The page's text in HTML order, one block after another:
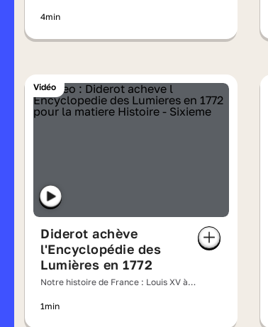
4min
Vidéo
Diderot achève
l'Encyclopédie des
Lumières en 1772
Notre histoire de France : Louis XV à
1min